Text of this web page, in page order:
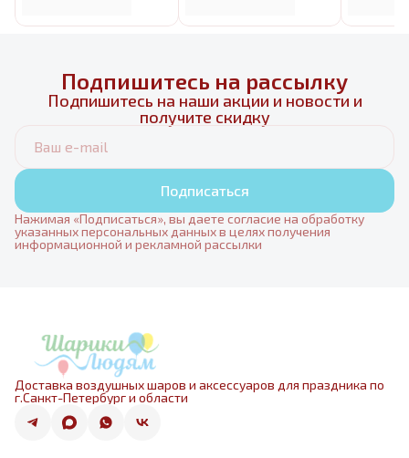
Подпишитесь на рассылку
Подпишитесь на наши акции и новости и
получите скидку
Подписаться
Нажимая «Подписаться», вы даете согласие на обработку
указанных персональных данных в целях получения
информационной и рекламной рассылки
Доставка воздушных шаров и аксессуаров для праздника по
г.Санкт-Петербург и области